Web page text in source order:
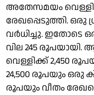
അതേസമയം വെള്ളി
രേഖപ്പെടുത്തി. ഒരു
വർധിച്ചു. ഇതോടെ
വില 245 രൂപയായി.
വെള്ളിക്ക് 2,450
24,500 രൂപയും ഒരു
രൂപയും വീതം